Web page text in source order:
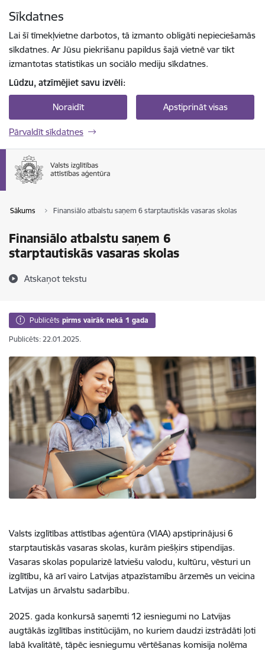
Sīkdatnes
Lai šī tīmekļvietne darbotos, tā izmanto obligāti nepieciešamās
sīkdatnes. Ar Jūsu piekrišanu papildus šajā vietnē var tikt
izmantotas statistikas un sociālo mediju sīkdatnes.
Lūdzu, atzīmējiet savu izvēli:
Noraidīt Apstiprināt visas
Pārvaldīt sīkdatnes
Sākums Finansiālo atbalstu saņem 6 starptautiskās vasaras skolas
Finansiālo atbalstu saņem 6
starptautiskās vasaras skolas
Atskaņot tekstu
Publicēts pirms vairāk nekā 1 gada
Publicēts: 22.01.2025.
Valsts izglītības attīstības aģentūra (VIAA) apstiprinājusi 6
starptautiskās vasaras skolas, kurām piešķirs stipendijas.
Vasaras skolas popularizē latviešu valodu, kultūru, vēsturi un
izglītību, kā arī vairo Latvijas atpazīstamību ārzemēs un veicina
Latvijas un ārvalstu sadarbību.
2025. gada konkursā saņemti 12 iesniegumi no Latvijas
augtākās izglītības institūcijām, no kuriem daudzi izstrādāti ļoti
labā kvalitātē, tāpēc iesniegumu vērtēšanas komisija nolēma